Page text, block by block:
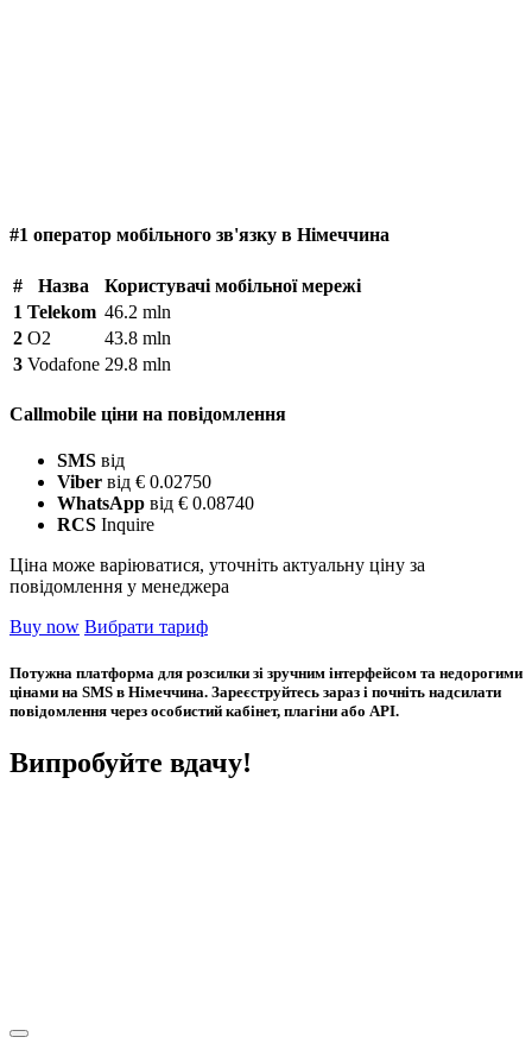
#1 оператор мобільного зв'язку в Німеччина
# Назва
Користувачі мобільної мережі
1 Telekom 46.2 mln
2 O2
43.8 mln
3 Vodafone 29.8 mln
Callmobile ціни на повідомлення
SMS від
Viber від € 0.02750
WhatsApp від € 0.08740
RCS Inquire
Ціна може варіюватися, уточніть актуальну ціну за
повідомлення у менеджера
Buy now Вибрати тариф
Потужна платформа для розсилки зі зручним інтерфейсом та недорогими
цінами на SMS в Німеччина. Зареєструйтесь зараз і почніть надсилати
повідомлення через особистий кабінет, плагіни або API.
Випробуйте вдачу!